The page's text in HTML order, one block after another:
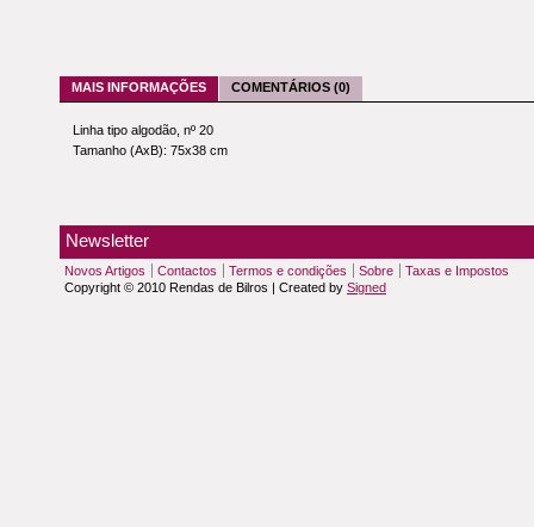
MAIS INFORMAÇÕES COMENTÁRIOS (0)
Linha tipo algodão, nº 20
Tamanho (AxB): 75x38 cm
Newsletter
Novos Artigos Contactos Termos e condições Sobre
Taxas e Impostos
Copyright © 2010 Rendas de Bilros | Created by Signed